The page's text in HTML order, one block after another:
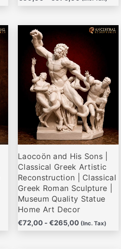
Laocoön and His Sons |
Classical Greek Artistic
Reconstruction | Classical
Greek Roman Sculpture |
Museum Quality Statue
Home Art Decor
€72,00 - €265,00
Rango
precios:
desde
€72,00
hasta
€265,00
(Inc. Tax)
Este
producto
tiene
múltiples
variantes.
opciones
pueden
elegir
en
la
página
de
producto